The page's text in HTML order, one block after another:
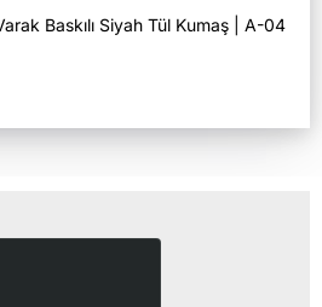
Gümüş Varak Baskılı Siyah Tül Kumaş | A-04